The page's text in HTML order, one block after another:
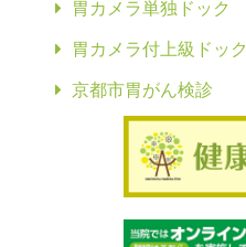
胃カメラ単独ドック
胃カメラ付上級ドック
京都市胃がん検診